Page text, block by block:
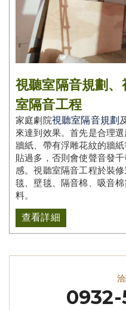
視聽室隔音規劃
室隔音工程
家庭劇院視聽室隔音規劃
來達到效果。首先是合理
牆紙、帶有浮雕花紋的牆
貼過多，否則會使聲音發
感。視聽室隔音工程於裝
毯、壁毯、隔音棉、吸音
料。
查看詳細